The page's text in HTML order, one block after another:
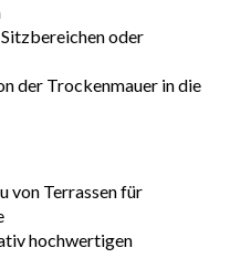
oder
der Trockenmauer in die
von Terrassen für
hochwertigen